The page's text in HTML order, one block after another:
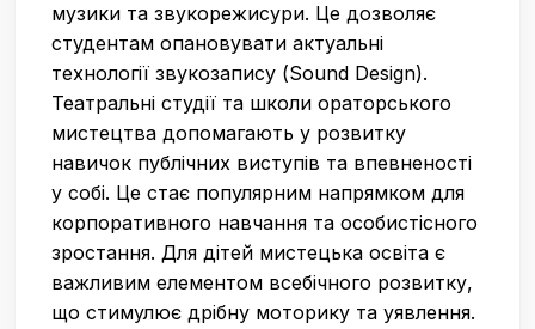
музики та звукорежисури. Це дозволяє
студентам опановувати актуальні
технології звукозапису (Sound Design).
Театральні студії та школи ораторського
мистецтва допомагають у розвитку
навичок публічних виступів та впевненості
у собі. Це стає популярним напрямком для
корпоративного навчання та особистісного
зростання. Для дітей мистецька освіта є
важливим елементом всебічного розвитку,
що стимулює дрібну моторику та уявлення.